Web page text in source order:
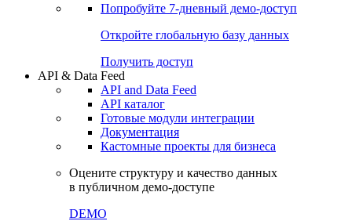
Попробуйте 7-дневный демо-доступ
Откройте глобальную базу данных
Получить доступ
API & Data Feed
API and Data Feed
API каталог
Готовые модули интеграции
Документация
Кастомные проекты для бизнеса
Оцените структуру и качество данных
в публичном демо-доступе
DEMO